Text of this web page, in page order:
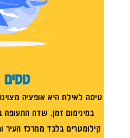
טסים
טיסה לאילת היא אופציה
קילומטרים בלבד ממרכז העיר